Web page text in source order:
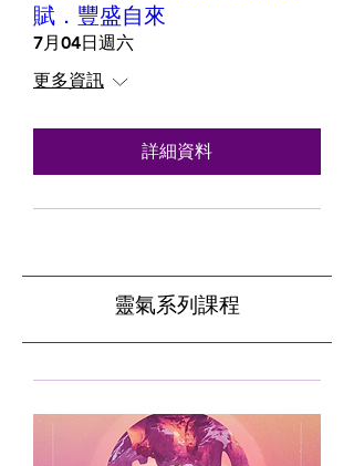
賦．豐盛自來
7月04日週六
更多資訊
詳細資料
靈氣系列課程